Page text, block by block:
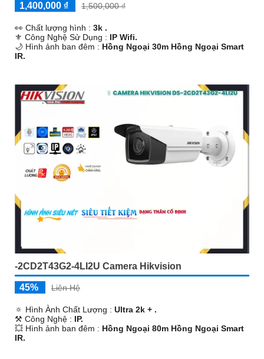
1,400,000 ₫ 1,500,000 ₫
️👀 Chất lượng hình : 3k .
⚜️ Công Nghệ Sử Dụng : IP Wifi.
🌙 Hình ảnh ban đêm : Hồng Ngoại 30m Hồng Ngoại Smart
IR.
-2CD2T43G2-4LI2U Camera Hikvision
45% Liên Hệ
🔅 Hình Ành Chất Lượng : Ultra 2k + .
⚒ Công Nghệ : IP.
💥 Hình ảnh ban đêm : Hồng Ngoại 80m Hồng Ngoại Smart
IR.